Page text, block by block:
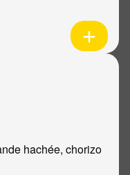
hachée, chorizo